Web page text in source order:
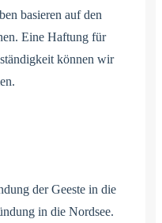
basieren auf den
Eine Haftung für
können wir
der Geeste in die
in die Nordsee.